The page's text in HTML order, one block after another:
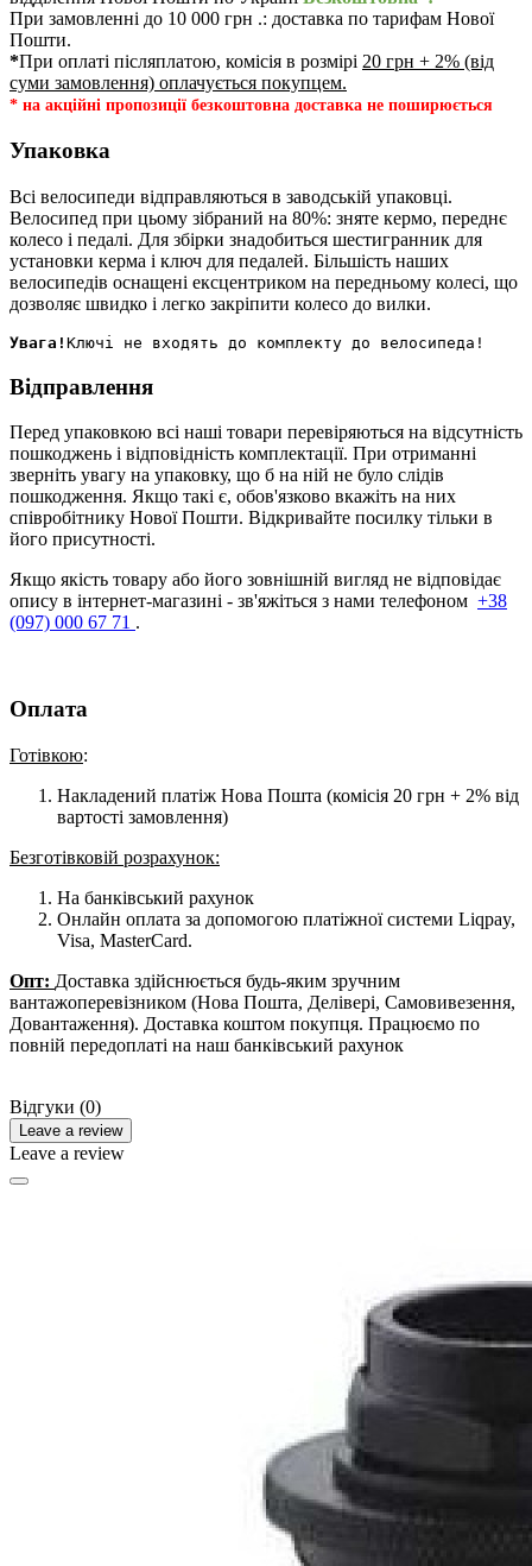
При замовленні до 10 000 грн .: доставка по тарифам Нової
Пошти.
*При оплаті післяплатою, комісія в розмірі 20 грн + 2% (від
суми замовлення) оплачується покупцем.
* на акційні пропозиції безкоштовна доставка не поширюється
Упаковка
Всі велосипеди відправляються в заводській упаковці.
Велосипед при цьому зібраний на 80%: зняте кермо, переднє
колесо і педалі. Для збірки знадобиться шестигранник для
установки керма і ключ для педалей. Більшість наших
велосипедів оснащені ексцентриком на передньому колесі, що
дозволяє швидко і легко закріпити колесо до вилки.
Увага!
Відправлення
Перед упаковкою всі наші товари перевіряються на відсутність
пошкоджень і відповідність комплектації. При отриманні
зверніть увагу на упаковку, що б на ній не було слідів
пошкодження. Якщо такі є, обов'язково вкажіть на них
співробітнику Нової Пошти. Відкривайте посилку тільки в
його присутності.
Якщо якість товару або його зовнішній вигляд не відповідає
опису в інтернет-магазині - зв'яжіться з нами телефоном +38
(097) 000 67 71 .
Оплата
Готівкою:
Накладений платіж Нова Пошта (комісія 20 грн + 2% від
вартості замовлення)
Безготівковій розрахунок:
На банківський рахунок
Онлайн оплата за допомогою платіжної системи Liqpay,
Visa, MasterCard.
Опт: Доставка здійснюється будь-яким зручним
вантажоперевізником (Нова Пошта, Делівері, Самовивезення,
Довантаження). Доставка коштом покупця. Працюємо по
повній передоплаті на наш банківський рахунок
Відгуки (0)
Leave a review
Leave a review